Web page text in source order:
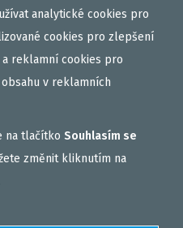
KAZETA
analytické cookies pro
cookies pro zlepšení
reklamní cookies pro
v reklamních
na tlačítko Souhlasím se
změnit kliknutím na